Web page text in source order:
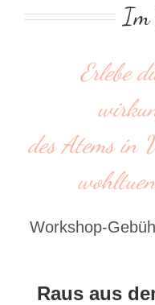
Im
Erlebe
des Atems in
Workshop-
Raus aus